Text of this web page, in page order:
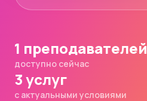
1 преподавателей
доступно сейчас
3 услуг
с актуальными условиями